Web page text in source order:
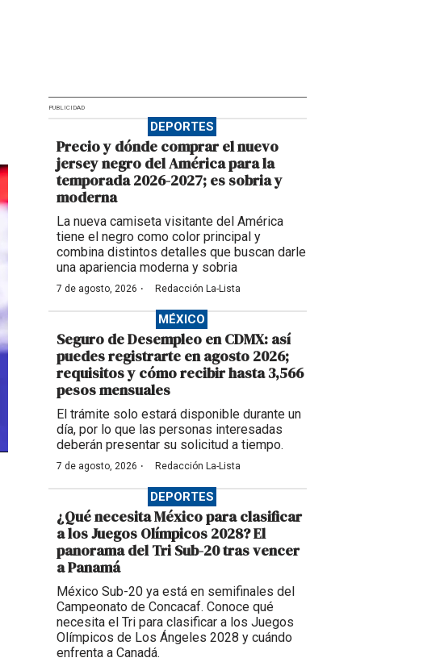
PUBLICIDAD
DEPORTES
Precio y dónde comprar el nuevo
jersey negro del América para la
temporada 2026-2027; es sobria y
moderna
La nueva camiseta visitante del América
tiene el negro como color principal y
combina distintos detalles que buscan darle
una apariencia moderna y sobria
7 de agosto, 2026 · Redacción La-Lista
MÉXICO
Seguro de Desempleo en CDMX: así
puedes registrarte en agosto 2026;
requisitos y cómo recibir hasta 3,566
pesos mensuales
El trámite solo estará disponible durante un
día, por lo que las personas interesadas
deberán presentar su solicitud a tiempo.
7 de agosto, 2026 · Redacción La-Lista
DEPORTES
¿Qué necesita México para clasificar
a los Juegos Olímpicos 2028? El
panorama del Tri Sub-20 tras vencer
a Panamá
México Sub-20 ya está en semifinales del
Campeonato de Concacaf. Conoce qué
necesita el Tri para clasificar a los Juegos
Olímpicos de Los Ángeles 2028 y cuándo
enfrenta a Canadá.